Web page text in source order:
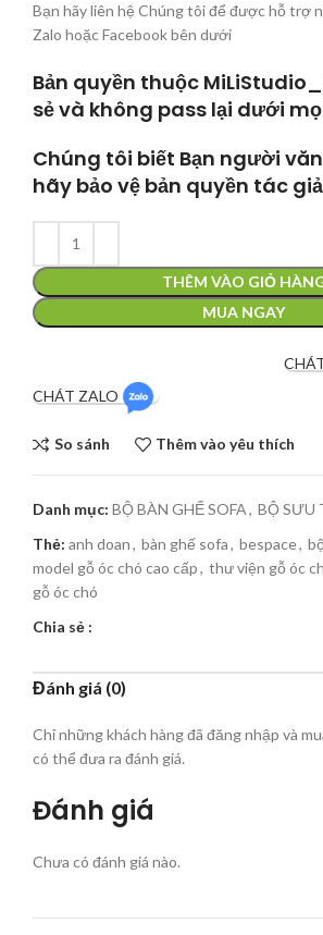
Bạn hãy liên hệ Chúng tôi để được hỗ trợ
Zalo hoặc Facebook bên dưới
Bản quyền thuộc
sẻ và không pass lại dưới
Chúng tôi biết Bạn người
hãy bảo vệ bản quyền tác
THÊM VÀO GIỎ
MUA NGAY
CHÁT ZALO
So sánh Thêm vào yêu thích
Danh mục: BỘ BÀN GHẾ SOFA, BỘ SƯU
Thẻ: anh doan, bàn ghế sofa, bespace,
model gỗ óc chó cao cấp, thư viện gỗ óc
gỗ óc chó
Chia sẻ :
Đánh giá (0)
Đánh giá
Chưa có đánh giá nào.
Chỉ những khách hàng đã đăng nhập và
có thể đưa ra đánh giá.